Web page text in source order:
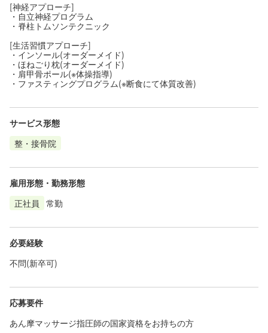
[神経アプローチ]
・自立神経プログラム
・脊柱トムソンテクニック
[生活習慣アプローチ]
・インソール(オーダーメイド)
・ほねごり枕(オーダーメイド)
・肩甲骨ポール(※体操指導)
・ファスティングプログラム(※断食にて体質改善)
サービス形態
整・接骨院
雇用形態・勤務形態
正社員
常勤
必要経験
不問(新卒可)
応募要件
あん摩マッサージ指圧師の国家資格をお持ちの方